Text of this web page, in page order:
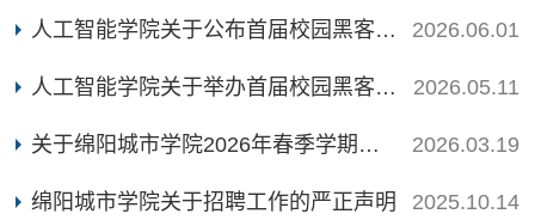
2026.06.01
2026.05.11
2026.03.19
绵阳城市学院关于招聘工作的严正声明 2025.10.14